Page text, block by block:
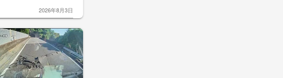
2026年8月3日